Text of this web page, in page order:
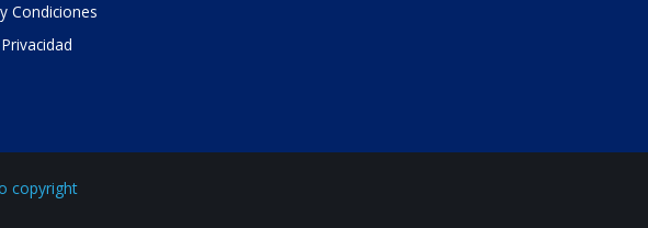
Condiciones